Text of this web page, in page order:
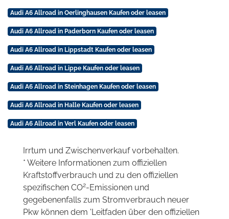
Audi A6 Allroad in Oerlinghausen Kaufen oder leasen
Audi A6 Allroad in Paderborn Kaufen oder leasen
Audi A6 Allroad in Lippstadt Kaufen oder leasen
Audi A6 Allroad in Lippe Kaufen oder leasen
Audi A6 Allroad in Steinhagen Kaufen oder leasen
Audi A6 Allroad in Halle Kaufen oder leasen
Audi A6 Allroad in Verl Kaufen oder leasen
Irrtum und Zwischenverkauf vorbehalten.
* Weitere Informationen zum offiziellen
Kraftstoffverbrauch und zu den offiziellen
spezifischen CO2-Emissionen und
gegebenenfalls zum Stromverbrauch neuer
Pkw können dem 'Leitfaden über den offiziellen